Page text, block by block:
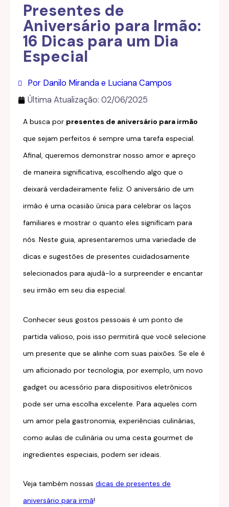
Presentes de
Aniversário para Irmão:
16 Dicas para um Dia
Especial
Por Danilo Miranda e Luciana Campos
Última Atualização: 02/06/2025
A busca por presentes de aniversário para irmão
que sejam perfeitos é sempre uma tarefa especial.
Afinal, queremos demonstrar nosso amor e apreço
de maneira significativa, escolhendo algo que o
deixará verdadeiramente feliz. O aniversário de um
irmão é uma ocasião única para celebrar os laços
familiares e mostrar o quanto eles significam para
nós. Neste guia, apresentaremos uma variedade de
dicas e sugestões de presentes cuidadosamente
selecionados para ajudá-lo a surpreender e encantar
seu irmão em seu dia especial.
Conhecer seus gostos pessoais é um ponto de
partida valioso, pois isso permitirá que você selecione
um presente que se alinhe com suas paixões. Se ele é
um aficionado por tecnologia, por exemplo, um novo
gadget ou acessório para dispositivos eletrônicos
pode ser uma escolha excelente. Para aqueles com
um amor pela gastronomia, experiências culinárias,
como aulas de culinária ou uma cesta gourmet de
ingredientes especiais, podem ser ideais.
Veja também nossas dicas de presentes de
aniversário para irmã!